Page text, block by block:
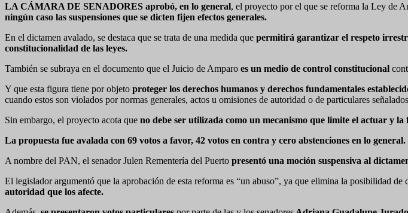
LA CÁMARA DE SENADORES aprobó, en lo general, el proyecto por el que se reforma la Ley de
ningún caso las suspensiones que se dicten fijen efectos generales.
En el dictamen avalado, se destaca que se trata de una medida que permitirá garantizar el respeto
constitucionalidad de las leyes.
También se subraya en el documento que el Juicio de Amparo es un medio de control constitucional
Y que esta figura tiene por objeto proteger los derechos humanos y derechos fundamentales
cuando estos son violados por normas generales, actos u omisiones de autoridad o de particulares
Sin embargo, el proyecto acota que no debe ser utilizada como un mecanismo que limite el actuar y
La propuesta fue avalada con 69 votos a favor, 42 votos en contra y cero abstenciones en lo general.
A nombre del PAN, el senador Julen Rementería del Puerto presentó una moción suspensiva al
El legislador argumentó que la aprobación de esta reforma es “un abuso”, ya que elimina la posibilidad
autoridad que los afecte.